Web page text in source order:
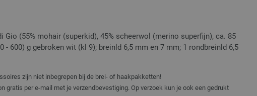
Gio (55% mohair (superkid), 45% scheerwol (merino superfijn), ca. 85
- 600) g gebroken wit (kl 9); breinld 6,5 mm en 7 mm; 1 rondbreinld 6,5
zijn niet inbegrepen bij de brei- of haakpakketten!
gratis per e-mail met je verzendbevestiging. Op verzoek kun je ook een gedrukt